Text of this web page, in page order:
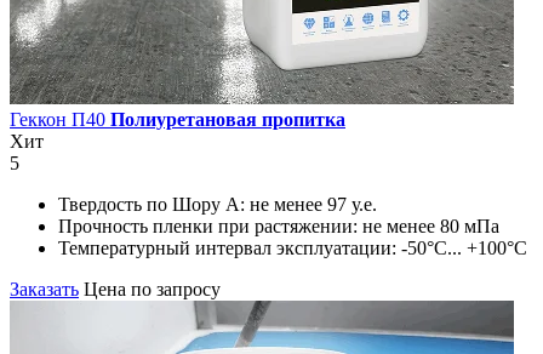
Геккон П40 Полиуретановая пропитка
Хит
5
Твердость по Шору А: не менее 97 у.е.
Прочность пленки при растяжении: не менее 80 мПа
Температурный интервал эксплуатации: -50°С... +100°С
Заказать Цена по запросу